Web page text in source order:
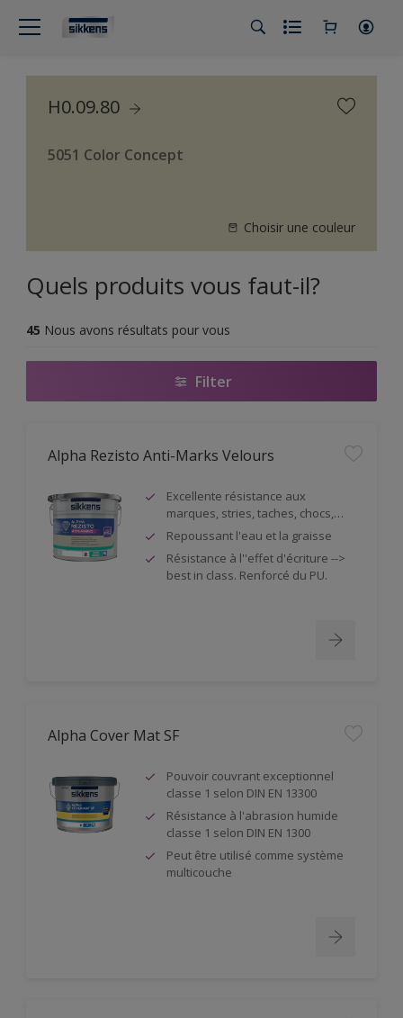
H0.09.80
5051 Color Concept
Choisir une couleur
Quels produits vous faut-il?
45 Nous avons résultats pour vous
Filter
Alpha Rezisto Anti-Marks Velours
Excellente résistance aux
marques, stries, taches, chocs,…
Repoussant l'eau et la graisse
Résistance à l''effet d'écriture -->
best in class. Renforcé du PU.
Alpha Cover Mat SF
Pouvoir couvrant exceptionnel
classe 1 selon DIN EN 13300
Résistance à l'abrasion humide
classe 1 selon DIN EN 1300
Peut être utilisé comme système
multicouche